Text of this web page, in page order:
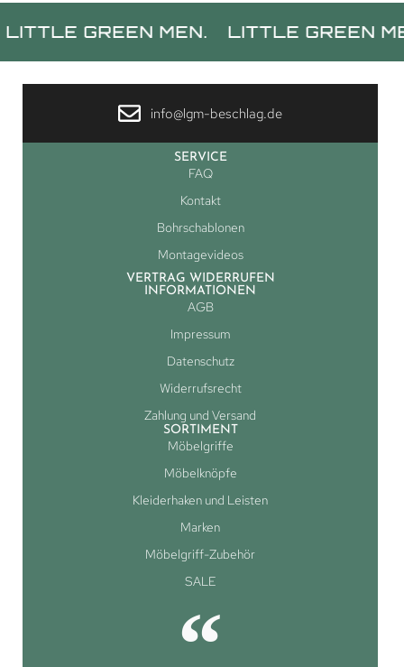
GREEN MEN. LITTLE GREEN MEN.
info@lgm-beschlag.de
SERVICE
FAQ
Kontakt
Bohrschablonen
Montagevideos
VERTRAG WIDERRUFEN
INFORMATIONEN
AGB
Impressum
Datenschutz
Widerrufsrecht
Zahlung und Versand
SORTIMENT
Möbelgriffe
Möbelknöpfe
Kleiderhaken und Leisten
Marken
Möbelgriff-Zubehör
SALE